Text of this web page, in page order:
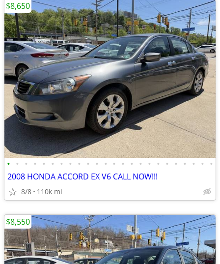
• • • • • • • • • • • • • • • • • • • • • • • •
2008 HONDA ACCORD EX V6 CALL NOW!!!
8/8 110k mi
$8,650
$8,550